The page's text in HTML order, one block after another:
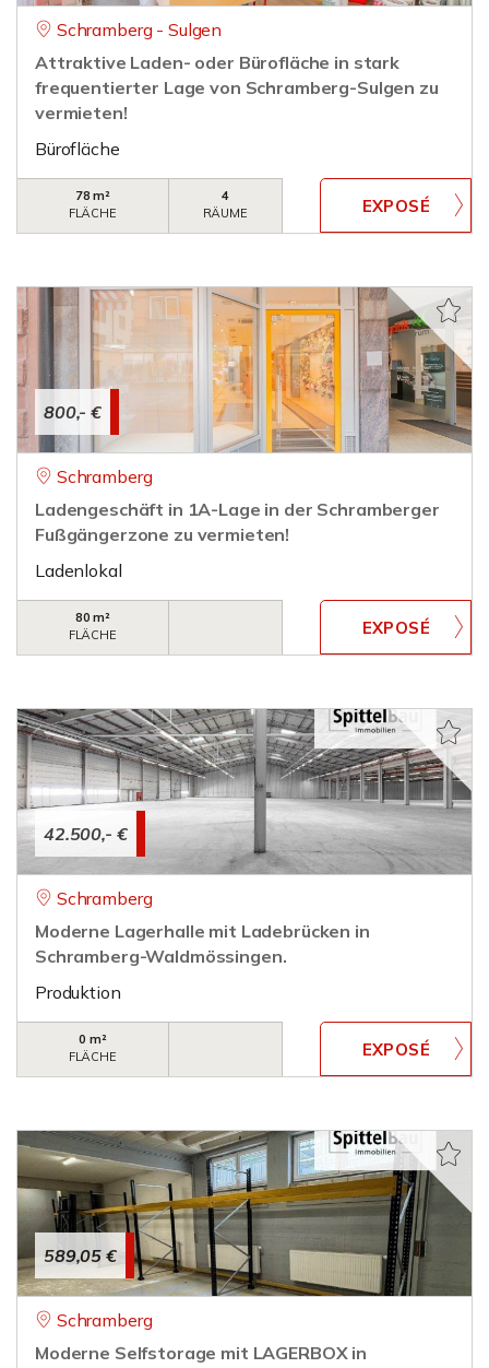
Schramberg - Sulgen
Attraktive Laden- oder Bürofläche in stark
frequentierter Lage von Schramberg-Sulgen zu
vermieten!
Bürofläche
78 m²
FLÄCHE
4
RÄUME
800,- €
Schramberg
Ladengeschäft in 1A-Lage in der Schramberger
Fußgängerzone zu vermieten!
Ladenlokal
80 m²
FLÄCHE
42.500,- €
Schramberg
Moderne Lagerhalle mit Ladebrücken in
Schramberg-Waldmössingen.
Produktion
0 m²
FLÄCHE
589,05 €
Schramberg
Moderne Selfstorage mit LAGERBOX in